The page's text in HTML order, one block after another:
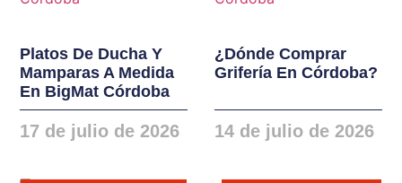
Platos De Ducha Y
Mamparas A Medida
En BigMat Córdoba
17 de julio de 2026
¿Dónde Comprar
Grifería En Córdoba?
14 de julio de 2026